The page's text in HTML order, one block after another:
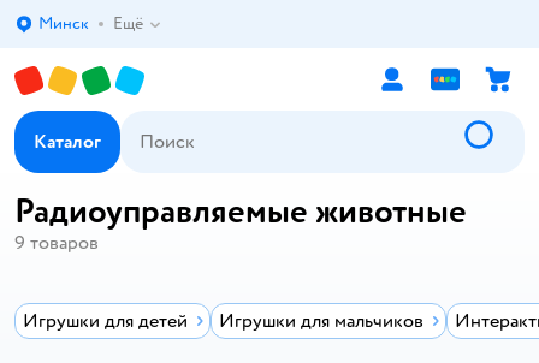
Выбор адреса доставки.
Минск Ещё
Каталог
Радиоуправляемые животные
9 товаров
Игрушки для детей Игрушки для мальчиков